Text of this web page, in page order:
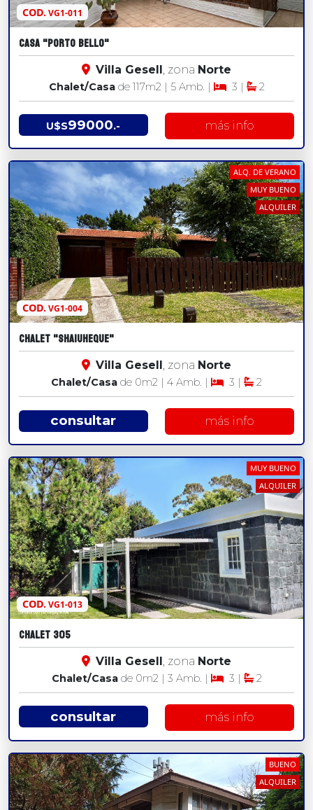
COD.VG1-011
CASA "PORTO BELLO"
Villa Gesell , zona Norte
Chalet/Casade 117m2 | 5 Amb. | 3 | 2
U$S99000.- más info
COD.VG1-004
ALQ. DE VERANO
MUY BUENO
ALQUILER
CHALET "SHAIUHEQUE"
Villa Gesell, zona Norte
Chalet/Casa de 0m2 | 4 Amb. | 3 | 2
consultar más info
COD.VG1-013
MUY BUENO
ALQUILER
CHALET 305
Villa Gesell , zona Norte
Chalet/Casade 0m2| 3 Amb. | 3 | 2
consultar más info
BUENO
ALQUILER